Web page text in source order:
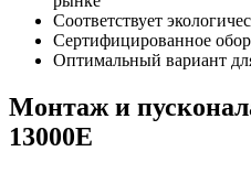
Соответствует
Сертифицированное
Оптимальный вариант
Монтаж и
13000E